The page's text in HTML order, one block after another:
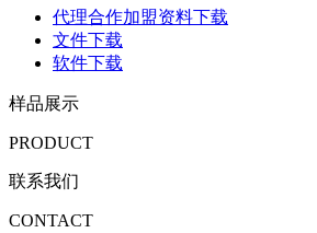
代理合作加盟资料下载
文件下载
软件下载
样品展示
PRODUCT
联系我们
CONTACT